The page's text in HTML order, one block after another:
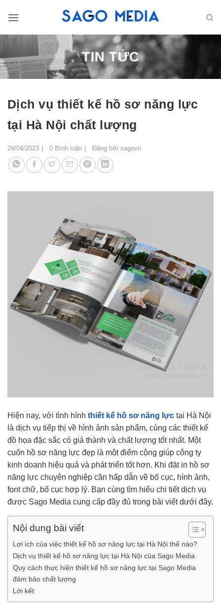
qua
dung
TIN TỨC
Dịch vụ thiết kế hồ sơ năng lực
tại Hà Nội chất lượng
24/04/2023 0 Bình luận Đăng bởi sagovn
Hiện nay, với tình hình thiết kế hồ sơ năng lực tại Hà Nội
là dịch vụ tiếp thị về hình ảnh sản phẩm, cùng các thiết kế
đồ họa đặc sắc có giá thành và chất lượng tốt nhất. Một
cuốn hồ sơ năng lực đẹp là một điểm cộng giúp công ty
kinh doanh hiệu quả và phát triển tốt hơn. Khi đặt in hồ sơ
năng lực chuyên nghiệp cần hấp dẫn về bố cục, hình ảnh,
font chữ, bố cục hợp lý. Bạn cùng tìm hiểu chi tiết dịch vụ
được Sago Media cung cấp đầy đủ trong bài viết dưới đây.
Nội dung bài viết
Lợi ích của việc thiết kế hồ sơ năng lực tại Hà Nội thế nào?
Dịch vụ thiết kế hồ sơ năng lực tại Hà Nội của Sago Media
Quy cách thực hiện thiết kế hồ sơ năng lực tại Sago Media
đảm bảo chất lượng
Lời kết